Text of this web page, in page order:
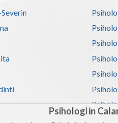
Psihologi in